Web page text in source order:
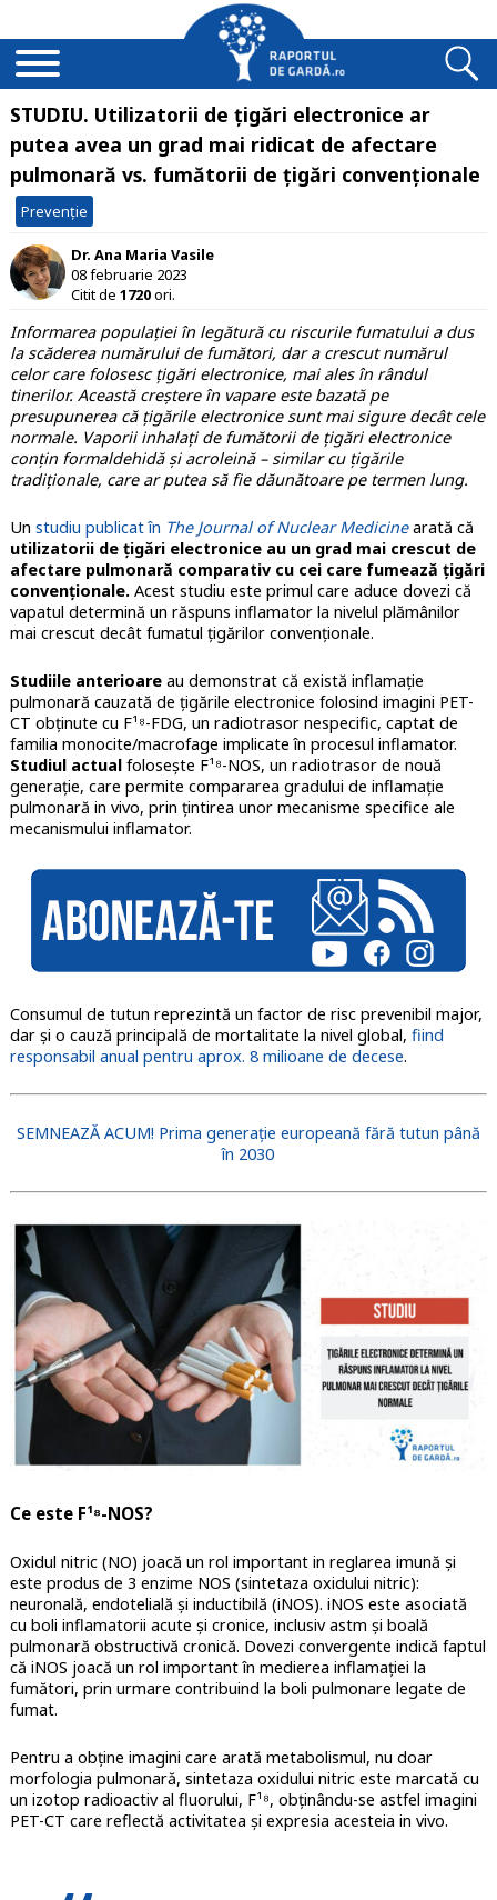
STUDIU. Utilizatorii de țigări electronice ar
putea avea un grad mai ridicat de afectare
pulmonară vs. fumătorii de țigări convenționale
Prevenție
Dr. Ana Maria Vasile
08 februarie 2023
Citit de 1720ori.
Informarea populației în legătură cu riscurile fumatului a dus
la scăderea numărului de fumători, dar a crescut numărul
celor care folosesc țigări electronice, mai ales în rândul
tinerilor. Această creștere în vapare este bazată pe
presupunerea că țigările electronice sunt mai sigure decât cele
normale. Vaporii inhalați de fumătorii de țigări electronice
conțin formaldehidă și acroleină – similar cu țigările
tradiționale, care ar putea să fie dăunătoare pe termen lung.
Un studiu publicat în The Journal of Nuclear Medicinearată că
utilizatorii de țigări electronice au un grad mai crescut de
afectare pulmonară comparativ cu cei care fumează țigări
convenționale.Acest studiu este primul care aduce dovezi că
vapatul determină un răspuns inflamator la nivelul plămânilor
mai crescut decât fumatul țigărilor convenționale.
Studiile anterioareau demonstrat că există inflamație
pulmonară cauzată de țigările electronice folosind imagini PET-
CT obținute cu F¹⁸-FDG, un radiotrasor nespecific, captat de
familia monocite/macrofage implicate în procesul inflamator.
Studiul actualfolosește F¹⁸-NOS, un radiotrasor de nouă
generație, care permite compararea gradului de inflamație
pulmonară in vivo, prin țintirea unor mecanisme specifice ale
mecanismului inflamator.
Consumul de tutun reprezintă un factor de risc prevenibil major,
dar și o cauză principală de mortalitate la nivel global, fiind
responsabil anual pentru aprox. 8 milioane de decese.
SEMNEAZĂ ACUM! Prima generație europeană fără tutun până
în 2030
Ce este F¹⁸-NOS?
Oxidul nitric (NO) joacă un rol important in reglarea imună și
este produs de 3 enzime NOS (sintetaza oxidului nitric):
neuronală, endotelială și inductibilă (iNOS). iNOS este asociată
cu boli inflamatorii acute și cronice, inclusiv astm și boală
pulmonară obstructivă cronică. Dovezi convergente indică faptul
că iNOS joacă un rol important în medierea inflamației la
fumători, prin urmare contribuind la boli pulmonare legate de
fumat.
Pentru a obține imagini care arată metabolismul, nu doar
morfologia pulmonară, sintetaza oxidului nitric este marcată cu
un izotop radioactiv al fluorului, F¹⁸, obținându-se astfel imagini
PET-CT care reflectă activitatea și expresia acesteia in vivo.